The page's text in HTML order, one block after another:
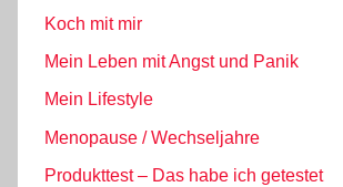
Koch mit mir
Mein Leben mit Angst und Panik
Mein Lifestyle
Menopause / Wechseljahre
Produkttest – Das habe ich getestet